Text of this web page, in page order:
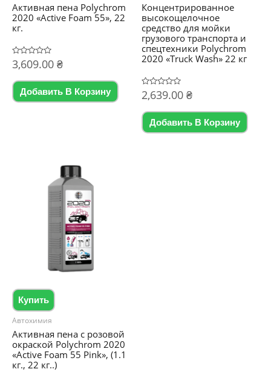
Активная пена Polychrom
2020 «Active Foam 55», 22
кг.
Оценка
0
5
3,609.00 ₴
Добавить В Корзину
Концентрированное
высокощелочное
средство для мойки
грузового транспорта и
спецтехники Polychrom
2020 «Truck Wash» ​​22 кг
Оценка
0
5
2,639.00 ₴
Добавить В Корзину
Купить
Автохимия
Активная пена с розовой
окраской Polychrom 2020
«Active Foam 55 Pink», (1.1
кг., 22 кг..)